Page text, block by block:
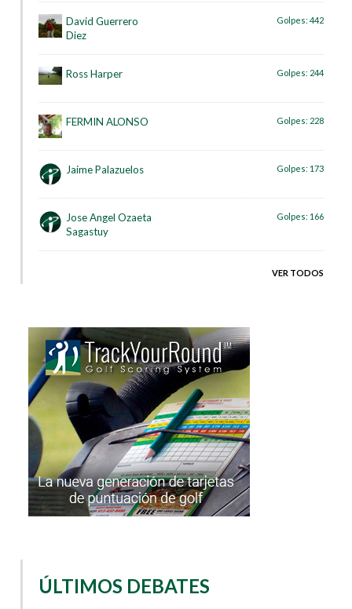
David Guerrero
Diez
Golpes: 442
Ross Harper Golpes: 244
FERMIN ALONSO Golpes: 228
Jaime Palazuelos Golpes: 173
Jose Angel Ozaeta
Sagastuy
Golpes: 166
VER TODOS
ÚLTIMOS DEBATES